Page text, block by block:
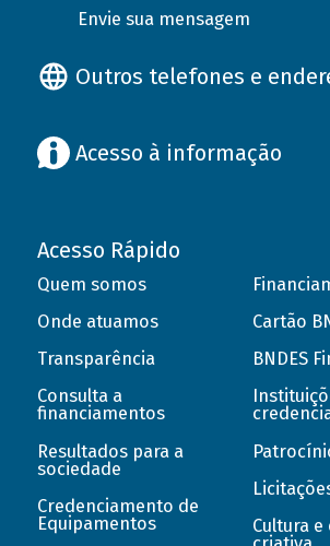
Envie sua mensagem
Outros telefones e
Acesso à informação
Acesso Rápido
Quem somos
Onde atuamos
Transparência
Consulta a
financiamentos
Resultados para a
sociedade
Credenciamento de
Equipamentos
Cartão
BNDES
Cultura